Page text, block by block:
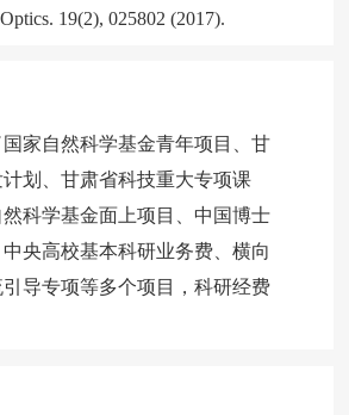
19(2), 025802 (2017).
家自然科学基金青年项目、甘
划、甘肃省科技重大专项课
科学基金面上项目、中国博士
央高校基本科研业务费、横向
导专项等多个项目，科研经费